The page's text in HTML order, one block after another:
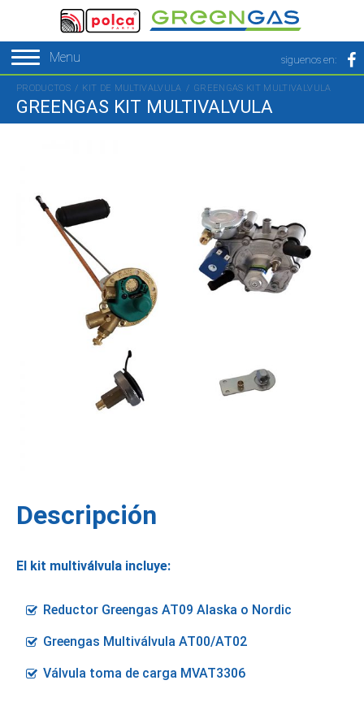
siguenos en:
Menu
PRODUCTOS KIT DE MULTIVALVULA GREENGAS KIT MULTIVALVULA
GREENGAS KIT MULTIVALVULA
Descripción
El kit multiválvula incluye:
Reductor Greengas AT09 Alaska o Nordic
Greengas Multiválvula AT00/AT02
Válvula toma de carga MVAT3306